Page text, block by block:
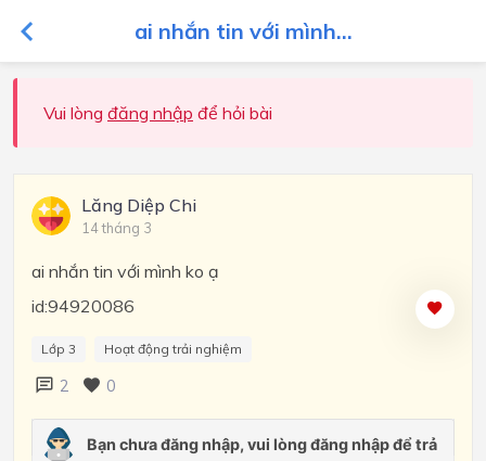
ai nhắn tin với mình...
Vui lòng đăng nhập để hỏi bài
Lăng Diệp Chi
14 tháng 3
ai nhắn tin với mình ko ạ
id:94920086
Lớp 3 Hoạt động trải nghiệm
2 0